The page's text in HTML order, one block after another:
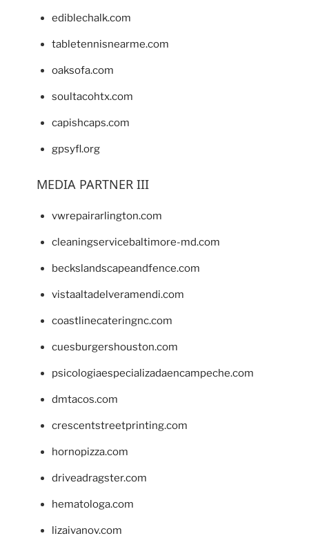
ediblechalk.com
tabletennisnearme.com
oaksofa.com
soultacohtx.com
capishcaps.com
gpsyfl.org
MEDIA PARTNER III
vwrepairarlington.com
cleaningservicebaltimore-md.com
beckslandscapeandfence.com
vistaaltadelveramendi.com
coastlinecateringnc.com
cuesburgershouston.com
psicologiaespecializadaencampeche.com
dmtacos.com
crescentstreetprinting.com
hornopizza.com
driveadragster.com
hematologa.com
lizaivanov.com